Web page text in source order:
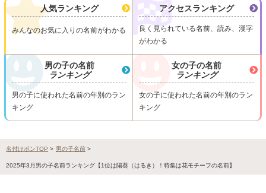
人気ランキング
みんなのお気に入りの名前がわかる
アクセスランキング
良く見られている名前、読み、漢字
がわかる
男の子の名前
ランキング
男の子に使われた名前の年別のラン
キング
女の子の名前
ランキング
女の子に使われた名前の年別のラン
キング
名付けポンTOP > 男の子名前 >
2025年3月男の子名前ランキング【1位は陽葵（はるき）！特集は花モチーフの名前】